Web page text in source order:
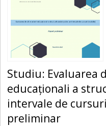
Studiu: Evaluarea
educaționali a
intervale de
preliminar